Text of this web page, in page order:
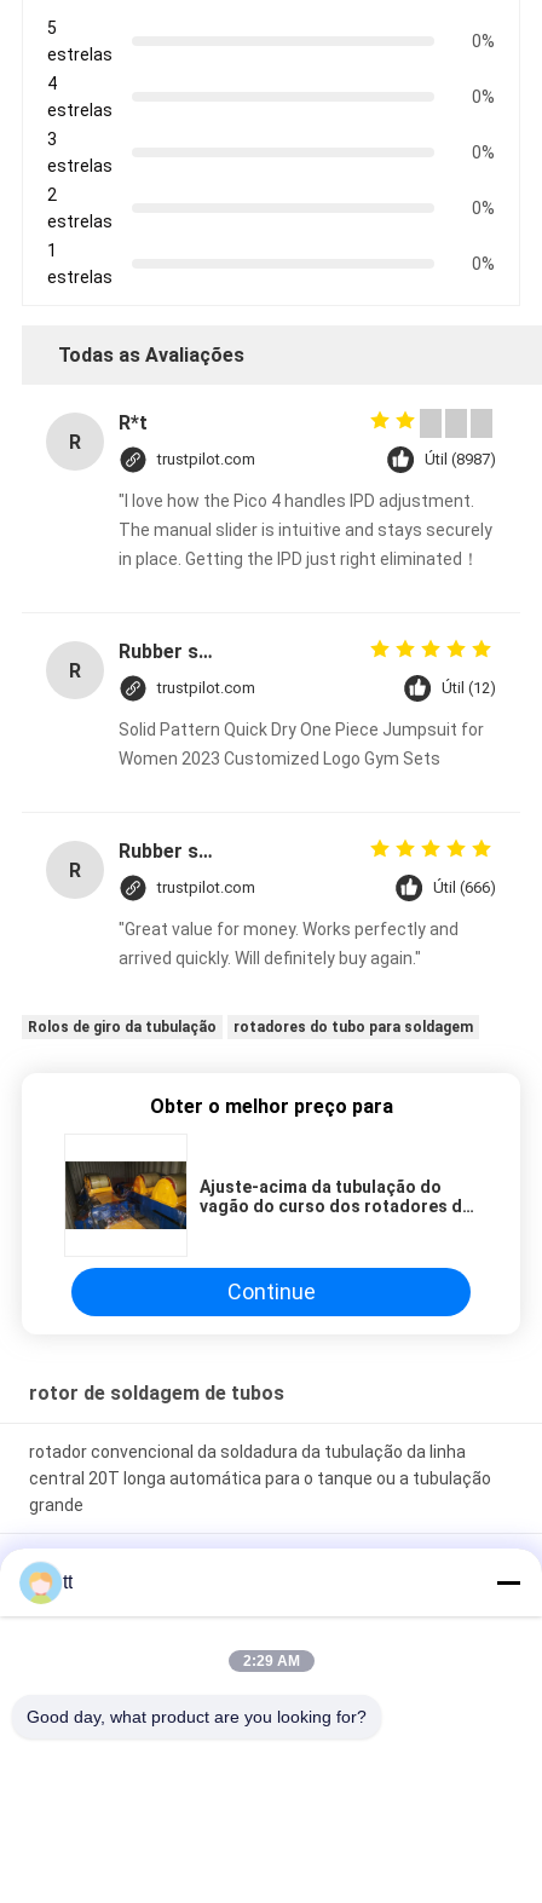
5
estrelas
0%
4
estrelas
0%
3
estrelas
0%
2
estrelas
0%
1
estrelas
0%
Todas as Avaliações
R
R*t
trustpilot.com Útil (8987)
"I love how the Pico 4 handles IPD adjustment.
The manual slider is intuitive and stays securely
in place. Getting the IPD just right eliminated！
R
Rubber solid forklift tires For material handling forklift
trustpilot.com Útil (12)
Solid Pattern Quick Dry One Piece Jumpsuit for
Women 2023 Customized Logo Gym Sets
R
Rubber solid forklift tires For material handling forklift
trustpilot.com Útil (666)
"Great value for money. Works perfectly and
arrived quickly. Will definitely buy again."
Rolos de giro da tubulação rotadores do tubo para soldagem
Obter o melhor preço para
Ajuste-acima da tubulação do
vagão do curso dos rotadores do
motorizados da multa
Continue
rotor de soldagem de tubos
rotador convencional da soldadura da tubulação da linha
central 20T longa automática para o tanque ou a tubulação
grande
Personalizado 1 da tubulação tonelada de rotador da
soldadura com mudança ascendente/para baixo rolando
hidráulica Siemens VFD da velocidade
rotador convencional da soldadura da tubulação da linha
grande
tt
2:29 AM
Good day, what product are you looking for?